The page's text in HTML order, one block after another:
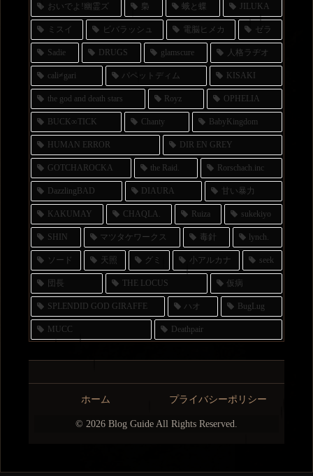
おいでよ!幽霊ズ 梟 蛾と蝶 JILUKA
ミスイ ビバラッシュ 電脳ヒメカ ゼラ
Sadie DRUGS glamscure 人格ラヂオ
cali≠gari パペットディム KISAKI
the god and death stars Royz OPHELIA
BUCK∞TICK Chanty BabyKingdom
HUMAN ERROR DIR EN GREY
GOTCHAROCKA the Raid. Rorschach.inc
DazzlingBAD DIAURA 甘い暴力
KAKUMAY CHAQLA. Ruiza sukekiyo
SHIN マツタケワークス 毒針 lynch.
ソード 天照 グミ 小アルカナ seek
団長 THE LOCUS 仮病
SPLENDID GOD GIRAFFE ハオ BugLug
MUCC Deathpair
ホーム プライバシーポリシー
© 2026 Blog Guide All Rights Reserved.